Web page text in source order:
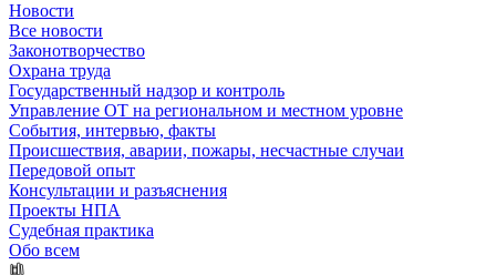
Новости
Все новости
Законотворчество
Охрана труда
Государственный надзор и контроль
Управление ОТ на региональном и местном уровне
События, интервью, факты
Происшествия, аварии, пожары, несчастные случаи
Передовой опыт
Консультации и разъяснения
Проекты НПА
Судебная практика
Обо всем